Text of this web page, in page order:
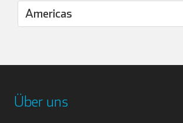
Über uns